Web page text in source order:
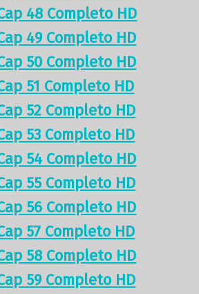
48 Completo HD
49 Completo HD
50 Completo HD
51 Completo HD
52 Completo HD
53 Completo HD
54 Completo HD
55 Completo HD
56 Completo HD
57 Completo HD
58 Completo HD
59 Completo HD